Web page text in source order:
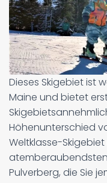
Dieses Skigebiet ist
Maine und bietet
Höhenunterschied
Weltklasse-
Pulverberg, die Sie